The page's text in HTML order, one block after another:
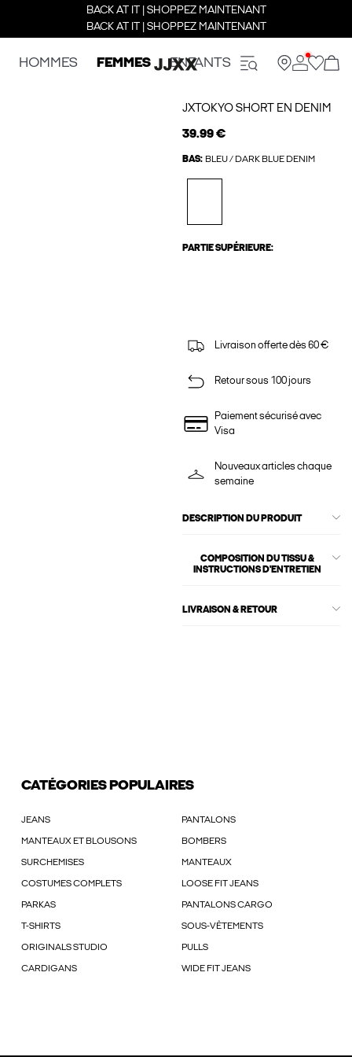
BACK AT IT | SHOPPEZ MAINTENANT
BACK AT IT | SHOPPEZ MAINTENANT
HOMMES FEMMES ENFANTS
JXTOKYO SHORT EN DENIM
39.99 €
BAS: BLEU / DARK BLUE DENIM
PARTIE SUPÉRIEURE:
Livraison offerte dès 60 €
Retour sous 100 jours
Paiement sécurisé avec
Visa
Nouveaux articles chaque
semaine
DESCRIPTION DU PRODUIT
COMPOSITION DU TISSU &
INSTRUCTIONS D'ENTRETIEN
LIVRAISON & RETOUR
CATÉGORIES POPULAIRES
JEANS PANTALONS
MANTEAUX ET BLOUSONS BOMBERS
SURCHEMISES MANTEAUX
COSTUMES COMPLETS LOOSE FIT JEANS
PARKAS PANTALONS CARGO
T-SHIRTS SOUS-VÊTEMENTS
ORIGINALS STUDIO PULLS
CARDIGANS WIDE FIT JEANS